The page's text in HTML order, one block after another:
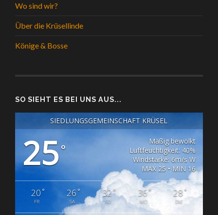
Wo sind wir?
Über die Krüsellinde
Könige & Bosse
SO SIEHT ES BEI UNS AUS...
SIEDLUNGSGEMEINSCHAFT KRÜSEL
25°
Mäßig bewölkt
Luftfeuchtigkeit: 40%
Windstärke: 6m/s W
MAX 25 • MIN 16
20°
FR
26°
SA
32°
SO
36°
MO
28°
DIE